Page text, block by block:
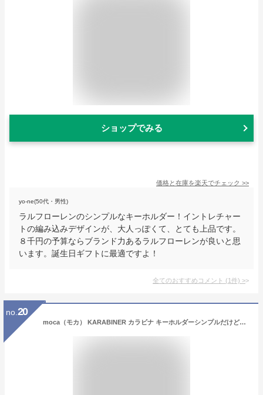
ショップでみる
価格と在庫を楽天でチェック >>
yo-ne(50代・男性)
ラルフローレンのシンプルなキーホルダー！イントレチャー
トの編み込みデザインが、大人っぽくて、とても上品です。
８千円の予算ならブランド力あるラルフローレンが良いと思
います。誕生日ギフトに最適ですよ！
全てのおすすめコメント (1件) >
no. 20
moca（モカ） KARABINER カラビナ キーホルダーシンプルだけど存在感。カラビナタイプのキーホルダー。 カラビナ フック 鍵 収納 日本製 ステンレス 真鍮 アルミ アウトドア メンズ プレゼント 贈り物 ギフト